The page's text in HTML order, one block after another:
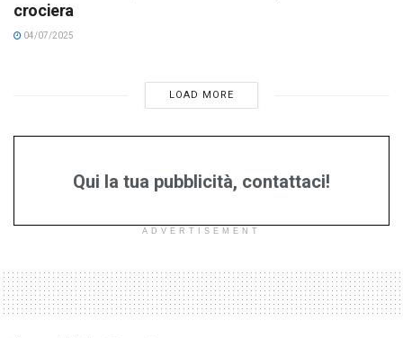
crociera
04/07/2025
LOAD MORE
Qui la tua pubblicità, contattaci!
ADVERTISEMENT